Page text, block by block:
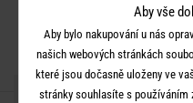
Materiál:
Aby vše
Aby bylo nakupování u nás
našich webových stránkách
které jsou dočasně uloženy ve
stránky souhlasíte s používáním